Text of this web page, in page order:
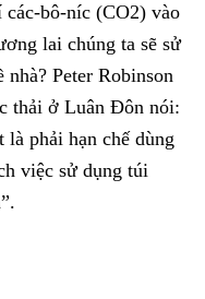
các-bô-níc (CO2) vào
lai chúng ta sẽ sử
Peter Robinson
thải ở Luân Đôn nói:
là phải hạn chế dùng
việc sử dụng túi